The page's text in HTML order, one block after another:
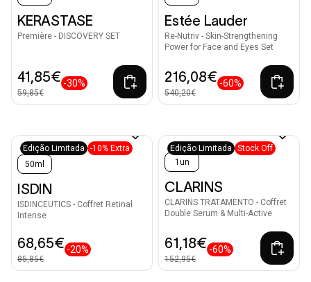
KERASTASE
Première - DISCOVERY SET
41,85€
59,85€
-30%
Estée Lauder
Re-Nutriv - Skin-Strengthening
Power for Face and Eyes Set
216,08€
540,20€
-60%
Edição Limitada
-10% Extra
50ml
ISDIN
ISDINCEUTICS - Coffret Retinal
Intense
68,65€
85,85€
-20%
Edição Limitada
Stock Off
1un
CLARINS
CLARINS TRATAMENTO - Coffret
Double Serum & Multi-Active
61,18€
152,95€
-60%